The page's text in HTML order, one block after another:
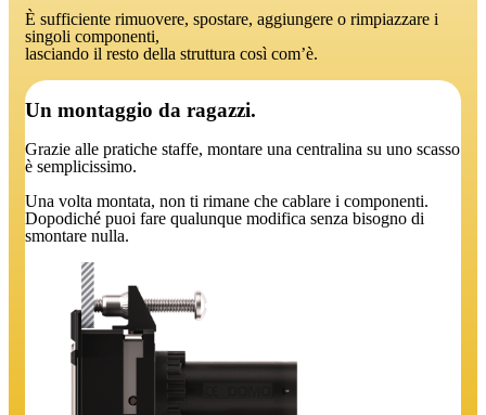
È sufficiente rimuovere, spostare, aggiungere o rimpiazzare i
singoli componenti,
lasciando il resto della struttura così com’è.
Un montaggio da ragazzi.
Grazie alle pratiche staffe, montare una centralina su uno scasso
è semplicissimo.
Una volta montata, non ti rimane che cablare i componenti.
Dopodiché puoi fare qualunque modifica senza bisogno di
smontare nulla.